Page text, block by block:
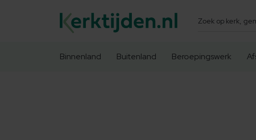
Zoeken
Binnenland Buitenland Beroepingswerk